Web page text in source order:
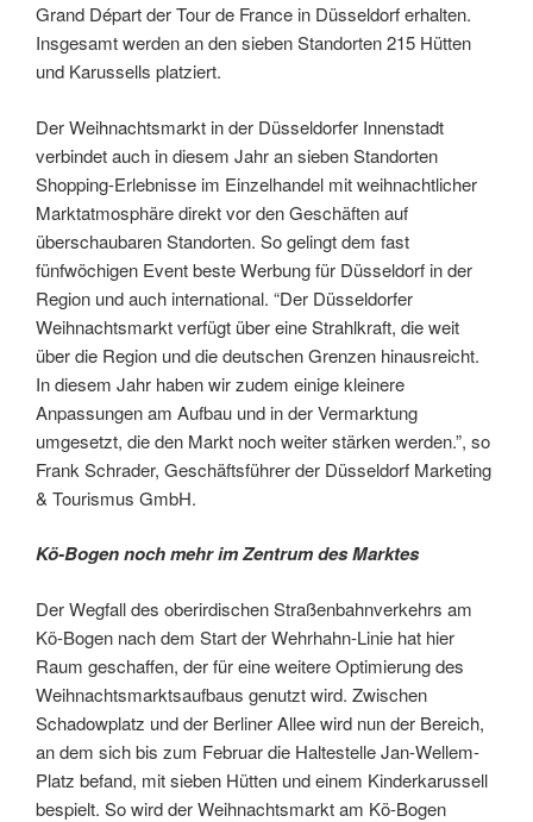
Grand Départ der Tour de France in Düsseldorf erhalten.
Insgesamt werden an den sieben Standorten 215 Hütten
und Karussells platziert.
Der Weihnachtsmarkt in der Düsseldorfer Innenstadt
verbindet auch in diesem Jahr an sieben Standorten
Shopping-Erlebnisse im Einzelhandel mit weihnachtlicher
Marktatmosphäre direkt vor den Geschäften auf
überschaubaren Standorten. So gelingt dem fast
fünfwöchigen Event beste Werbung für Düsseldorf in der
Region und auch international. “Der Düsseldorfer
Weihnachtsmarkt verfügt über eine Strahlkraft, die weit
über die Region und die deutschen Grenzen hinausreicht.
In diesem Jahr haben wir zudem einige kleinere
Anpassungen am Aufbau und in der Vermarktung
umgesetzt, die den Markt noch weiter stärken werden.”, so
Frank Schrader, Geschäftsführer der Düsseldorf Marketing
& Tourismus GmbH.
Kö-Bogen noch mehr im Zentrum des Marktes
Der Wegfall des oberirdischen Straßenbahnverkehrs am
Kö-Bogen nach dem Start der Wehrhahn-Linie hat hier
Raum geschaffen, der für eine weitere Optimierung des
Weihnachtsmarktsaufbaus genutzt wird. Zwischen
Schadowplatz und der Berliner Allee wird nun der Bereich,
an dem sich bis zum Februar die Haltestelle Jan-Wellem-
Platz befand, mit sieben Hütten und einem Kinderkarussell
bespielt. So wird der Weihnachtsmarkt am Kö-Bogen